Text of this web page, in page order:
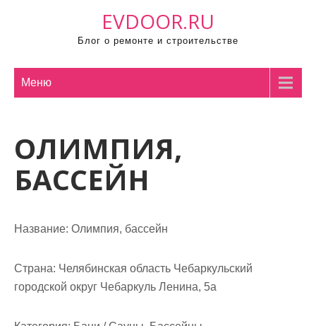
EVDOOR.RU
Блог о ремонте и строительстве
Меню
ОЛИМПИЯ,
БАССЕЙН
Название: Олимпия, бассейн
Страна: Челябинская область Чебаркульский
городской округ Чебаркуль Ленина, 5а